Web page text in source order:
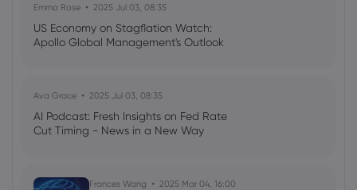
Emma Rose 2025 Jul 03, 08:35
US Economy on Stagflation Watch:
Apollo Global Management's Outlook
Ava Grace 2025 Jul 03, 08:35
AI Podcast: Fresh Insights on Fed Rate
Cut Timing - News in a New Way
Frances Wang 2025 Mar 04, 16:00